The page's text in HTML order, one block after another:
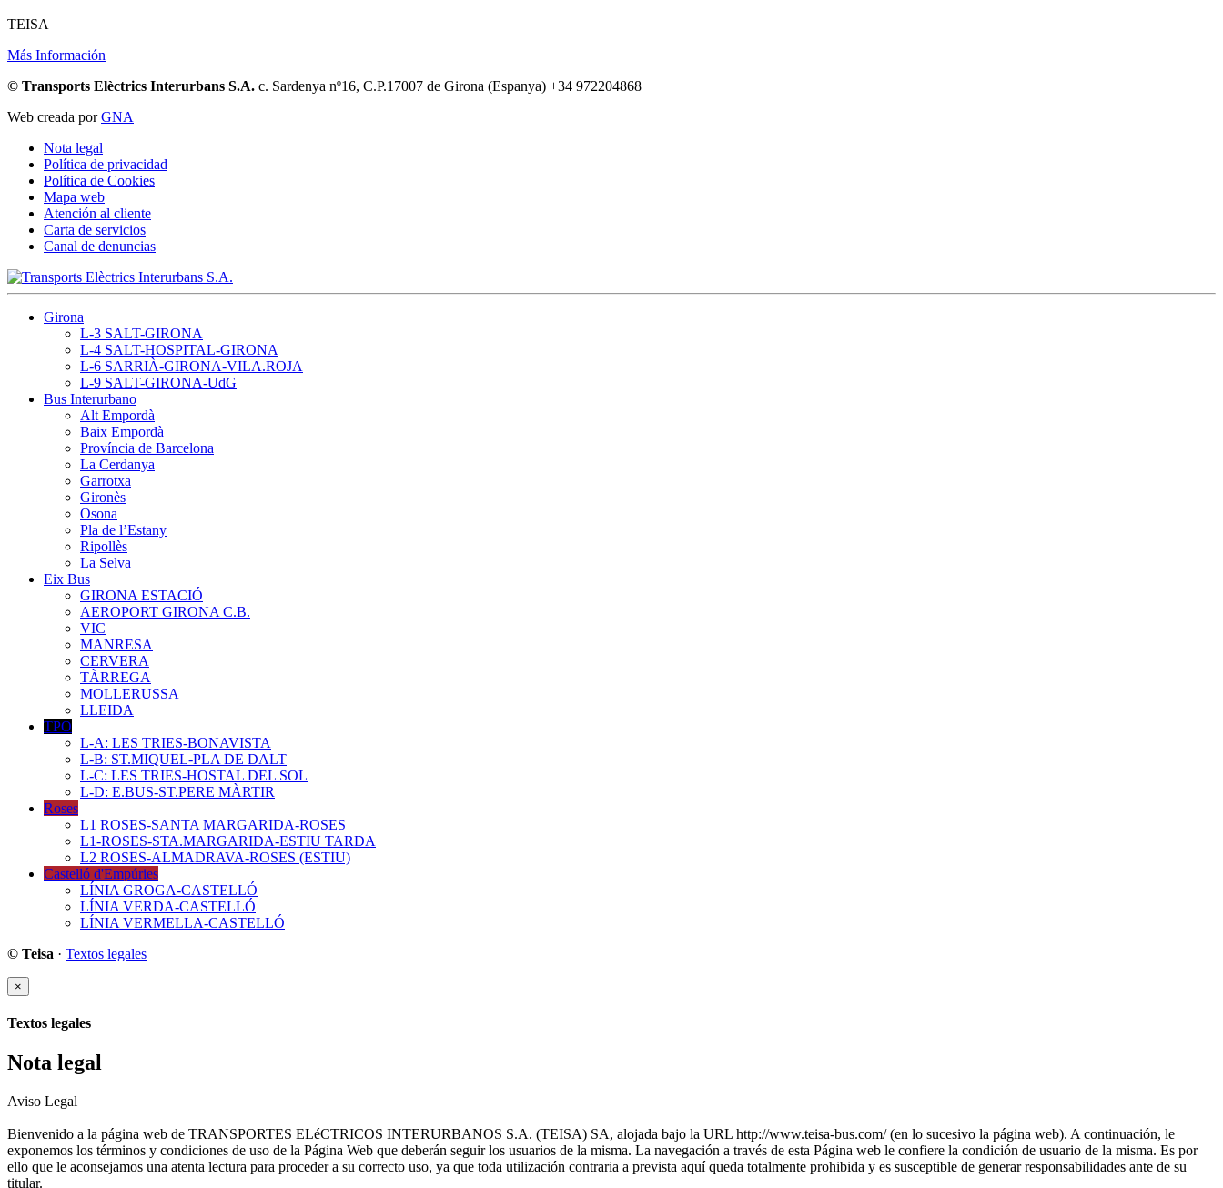
TEISA
Más Información
© Transports Elèctrics Interurbans S.A. c. Sardenya nº16, C.P.17007 de Girona (Espanya) +34 972204868
Web creada porGNA
Nota legal
Política de privacidad
Política de Cookies
Mapa web
Atención al cliente
Carta de servicios
Canal de denuncias
Girona
L-3 SALT-GIRONA
L-4 SALT-HOSPITAL-GIRONA
L-6 SARRIÀ-GIRONA-VILA.ROJA
L-9 SALT-GIRONA-UdG
Bus Interurbano
Alt Empordà
Baix Empordà
Província de Barcelona
La Cerdanya
Garrotxa
Gironès
Osona
Pla de l’Estany
Ripollès
La Selva
Eix Bus
GIRONA ESTACIÓ
AEROPORT GIRONA C.B.
VIC
MANRESA
CERVERA
TÀRREGA
MOLLERUSSA
LLEIDA
TPO
L-A: LES TRIES-BONAVISTA
L-B: ST.MIQUEL-PLA DE DALT
L-C: LES TRIES-HOSTAL DEL SOL
L-D: E.BUS-ST.PERE MÀRTIR
Roses
L1 ROSES-SANTA MARGARIDA-ROSES
L1-ROSES-STA.MARGARIDA-ESTIU TARDA
L2 ROSES-ALMADRAVA-ROSES (ESTIU)
Castelló d'Empúries
LÍNIA GROGA-CASTELLÓ
LÍNIA VERDA-CASTELLÓ
LÍNIA VERMELLA-CASTELLÓ
© Teisa · Textos legales
×
Textos legales
Nota legal
Aviso Legal
Bienvenido a la página web de TRANSPORTES ELéCTRICOS INTERURBANOS S.A. (TEISA) SA, alojada bajo la URL http://www.teisa-bus.com/ (en lo sucesivo la página web). A continuación, le
exponemos los términos y condiciones de uso de la Página Web que deberán seguir los usuarios de la misma. La navegación a través de esta Página web le confiere la condición de usuario de la misma. Es por
ello que le aconsejamos una atenta lectura para proceder a su correcto uso, ya que toda utilización contraria a prevista aquí queda totalmente prohibida y es susceptible de generar responsabilidades ante de su
titular.